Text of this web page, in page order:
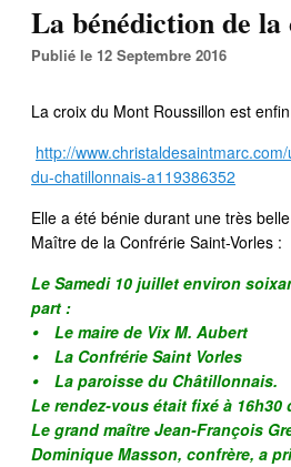
La bénédiction de
Publié le 12 Septembre 2016
La croix du Mont Roussillon est
http://
du-chatillonnais-a119386352
Elle a été bénie durant une très
Maître de la Confrérie Saint-Vorles :
Le Samedi 10 juillet environ
part :
⦁ Le maire de Vix M. Aubert
⦁ La Confrérie Saint Vorles
⦁ La paroisse du Châtillonnais.
Le rendez-vous était fixé à 16h30
Le grand maître Jean-François
Dominique Masson, confrère, a